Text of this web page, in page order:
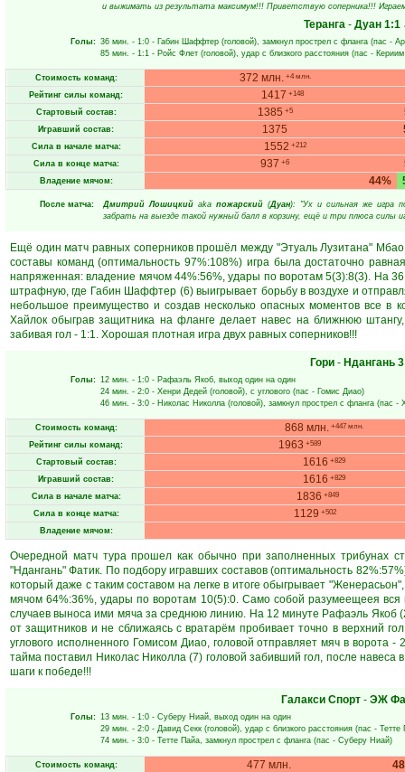
и выжимать из результата максимум!!! Приветствую соперника!!!
Теранга - Дуан 1:1
Голы: 36 мин. - 1:0 - Габин Шаффтер (головой), замкнул прострел с фланга (пас -
85 мин. - 1:1 - Ройс Флет (головой), удар с близкого расстояния (пас -
Стоимость команд: 372 млн. +4 млн.
Рейтинг силы команд: 1417 +148
Стартовый состав: 1385 +5
Игравший состав: 1375
Сила в начале матча: 1552 +212
Сила в конце матча: 937 +6
Владение мячом: 44%
После матча: Дмитрий Лошицкий aka пожарский (Дуан): "Ух и сильная же игра
забрать на выезде такой нужный балл в корзину, ещё и три плюса силы
Ещё один матч равных соперников прошёл между "Этуаль Лузитана"
составы команд (оптимальность 97%:108%) игра была достаточно
напряженная: владение мячом 44%:56%, удары по воротам 5(3):8(3). На
штрафную, где Габин Шаффтер (6) выигрывает борьбу в воздухе и
небольшое преимущество и создав несколько опасных моментов все в
Хайлок обыграв защитника на фланге делает навес на ближнюю
забивая гол - 1:1. Хорошая плотная игра двух равных соперников!!!
Гори- Ндангань
Голы: 12 мин. - 1:0 - Рафаэль Якоб, выход один на один
24 мин. - 2:0 - Хенри Дедей (головой), с углового (пас - Гомис Диао)
46 мин. - 3:0 - Николас Николла (головой), замкнул прострел с фланга (пас -
Стоимость команд: 868 млн. +447 млн.
Рейтинг силы команд: 1963 +589
Стартовый состав: 1616 +829
Игравший состав: 1616 +829
Сила в начале матча: 1836 +849
Сила в конце матча: 1129 +502
Владение мячом:
Очередной матч тура прошел как обычно при заполненных трибунах
"Ндангань" Фатик. По подбору игравших составов (оптимальность
который даже с таким составом на легке в итоге обыгрывает
мячом 64%:36%, удары по воротам 10(5):0. Само собой разумеещеея вся
случаев выноса ими мяча за среднюю линию. На 12 минуте Рафаэль Якоб
от защитников и не сближаясь с вратарём пробивает точно в верхний
углового исполненного Гомисом Диао, головой отправляет мяч в ворота
тайма поставил Николас Николла (7) головой забивший гол, после
шаги к победе!!!
Галакси Спорт - ЭЖ
Голы: 13 мин. - 1:0 - Суберу Ниай, выход один на один
29 мин. - 2:0 - Давид Секк (головой), удар с близкого расстояния (пас - Тетте
74 мин. - 3:0 - Тетте Пайа, замкнул прострел с фланга (пас - Суберу Ниай)
Стоимость команд: 477 млн.